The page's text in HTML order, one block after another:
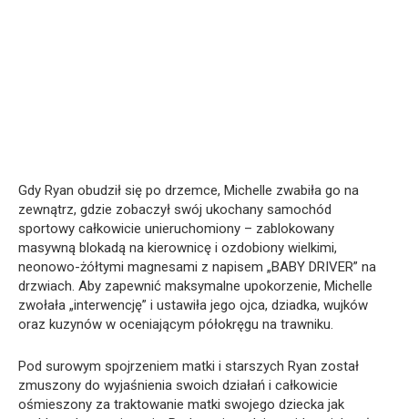
Gdy Ryan obudził się po drzemce, Michelle zwabiła go na
zewnątrz, gdzie zobaczył swój ukochany samochód
sportowy całkowicie unieruchomiony – zablokowany
masywną blokadą na kierownicę i ozdobiony wielkimi,
neonowo-żółtymi magnesami z napisem „BABY DRIVER” na
drzwiach. Aby zapewnić maksymalne upokorzenie, Michelle
zwołała „interwencję” i ustawiła jego ojca, dziadka, wujków
oraz kuzynów w oceniającym półokręgu na trawniku.
Pod surowym spojrzeniem matki i starszych Ryan został
zmuszony do wyjaśnienia swoich działań i całkowicie
ośmieszony za traktowanie matki swojego dziecka jak